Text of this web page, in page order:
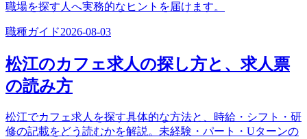
職場を探す人へ実務的なヒントを届けます。
職種ガイド2026-08-03
松江のカフェ求人の探し方と、求人票
の読み方
松江でカフェ求人を探す具体的な方法と、時給・シフト・研
修の記載をどう読むかを解説。未経験・パート・Uターンの